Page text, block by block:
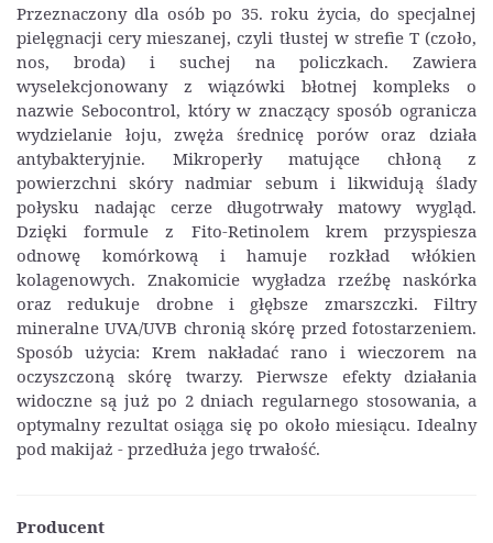
Przeznaczony dla osób po 35. roku życia, do specjalnej
pielęgnacji cery mieszanej, czyli tłustej w strefie T (czoło,
nos, broda) i suchej na policzkach. Zawiera
wyselekcjonowany z wiązówki błotnej kompleks o
nazwie Sebocontrol, który w znaczący sposób ogranicza
wydzielanie łoju, zwęża średnicę porów oraz działa
antybakteryjnie. Mikroperły matujące chłoną z
powierzchni skóry nadmiar sebum i likwidują ślady
połysku nadając cerze długotrwały matowy wygląd.
Dzięki formule z Fito-Retinolem krem przyspiesza
odnowę komórkową i hamuje rozkład włókien
kolagenowych. Znakomicie wygładza rzeźbę naskórka
oraz redukuje drobne i głębsze zmarszczki. Filtry
mineralne UVA/UVB chronią skórę przed fotostarzeniem.
Sposób użycia: Krem nakładać rano i wieczorem na
oczyszczoną skórę twarzy. Pierwsze efekty działania
widoczne są już po 2 dniach regularnego stosowania, a
optymalny rezultat osiąga się po około miesiącu. Idealny
pod makijaż - przedłuża jego trwałość.
Producent